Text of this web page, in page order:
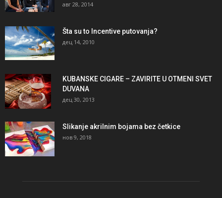
авг 28, 2014
Šta su to Incentive putovanja?
дец 14, 2010
KUBANSKE CIGARE – ZAVIRITE U OTMENI SVET
DUVANA
дец 30, 2013
Slikanje akrilnim bojama bez četkice
нов 9, 2018